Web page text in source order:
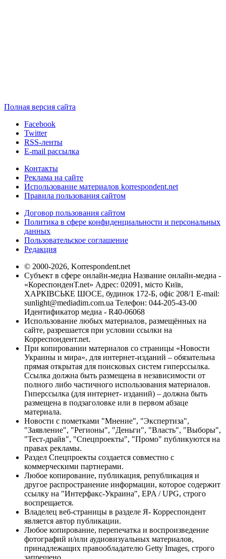
Полная версия сайта
Facebook
Twitter
RSS-ленты
E-mail рассылка
Контакты
Реклама на сайте
Использование материалов korrespondent.net
Правила пользования сайтом
Договор пользования сайтом
Политика в сфере конфиденциальности и персональных
данных
Пользовательское соглашение
Редакция
© 2000-2026, Korrespondent.net
Субъект в сфере онлайн-медиа Название онлайн-медиа -
«КореспонденТ.net» Адрес: 02091, місто Київ,
ХАРКІВСЬКЕ ШОСЕ, будинок 172-Б, офіс 208/1 E-mail:
sunlight@mediadim.com.ua Телефон: 044-205-43-00
Идентификатор медиа - R40-06068
Использование любых материалов, размещённых на
сайте, разрешается при условии ссылки на
Корреспондент.net.
При копировании материалов со страницы «Новости
Украины и мира», для интернет-изданий – обязательна
прямая открытая для поисковых систем гиперссылка.
Ссылка должна быть размещена в независимости от
полного либо частичного использования материалов.
Гиперссылка (для интернет- изданий) – должна быть
размещена в подзаголовке или в первом абзаце
материала.
Новости с пометками "Мнение", "Экспертиза",
"Заявление", "Регионы", "Деньги", "Власть", "Выборы",
"Тест-драйв", "Спецпроекты", "Промо" публикуются на
правах рекламы.
Раздел Спецпроекты создается совместно с
коммерческими партнерами.
Любое копирование, публикация, републикация и
другое распространение информации, которое содержит
ссылку на "Интерфакс-Украина", EPA / UPG, строго
воспрещается.
Владелец веб-страницы в разделе Я- Корреспондент
является автор публикации.
Любое копирование, перепечатка и воспроизведение
фотографий и/или аудиовизуальных материалов,
принадлежащих правообладателю Getty Images, строго
запрещено.